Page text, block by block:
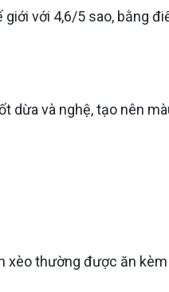
với 4,6/5 sao, bằng
dừa và nghệ, tạo nên
xèo thường được ăn